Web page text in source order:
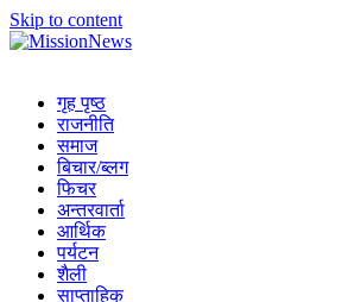
Skip to content
गृह पृष्ठ
राजनीति
समाज
बिचार/ब्लग
फिचर
अन्तरवार्ता
आर्थिक
पर्यटन
शैली
साप्ताहिक